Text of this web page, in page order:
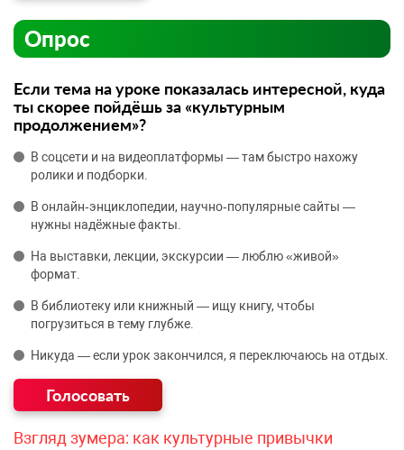
Опрос
Если тема на уроке показалась интересной, куда
ты скорее пойдёшь за «культурным
продолжением»?
В соцсети и на видеоплатформы — там быстро нахожу
ролики и подборки.
В онлайн‑энциклопедии, научно‑популярные сайты —
нужны надёжные факты.
На выставки, лекции, экскурсии — люблю «живой»
формат.
В библиотеку или книжный — ищу книгу, чтобы
погрузиться в тему глубже.
Никуда — если урок закончился, я переключаюсь на отдых.
Взгляд зумера: как культурные привычки